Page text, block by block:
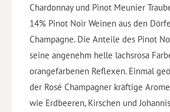
Chardonnay und Pinot Meunier
14% Pinot Noir Weinen aus den
Champagne. Die Anteile des Pinot
seine angenehm helle lachsrosa
orangefarbenen Reflexen. Einmal
der Rosé Champagner kräftige
wie Erdbeeren, Kirschen und